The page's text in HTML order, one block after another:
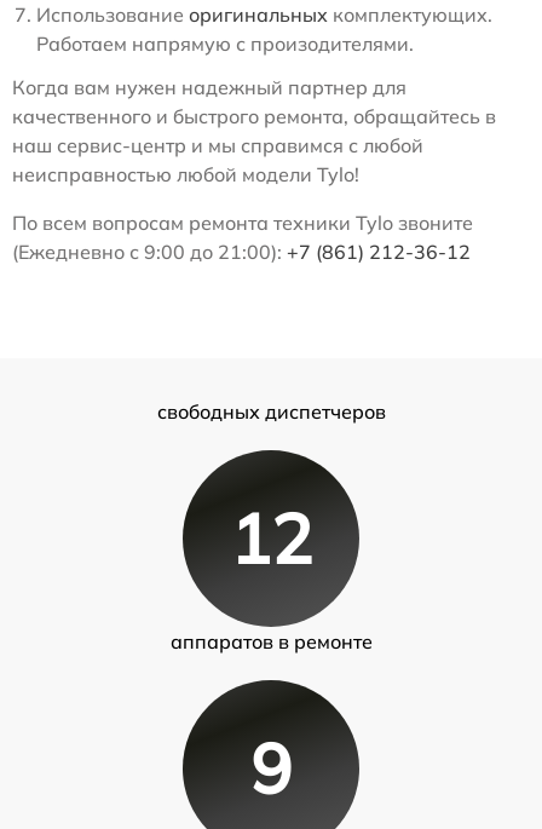
Использование оригинальных комплектующих.
Работаем напрямую с произодителями.
Когда вам нужен надежный партнер для
качественного и быстрого ремонта, обращайтесь в
наш сервис-центр и мы справимся с любой
неисправностью любой модели Tylo!
По всем вопросам ремонта техники Tylo звоните
(Ежедневно с 9:00 до 21:00): +7 (861) 212-36-12
свободных диспетчеров
12
аппаратов в ремонте
9